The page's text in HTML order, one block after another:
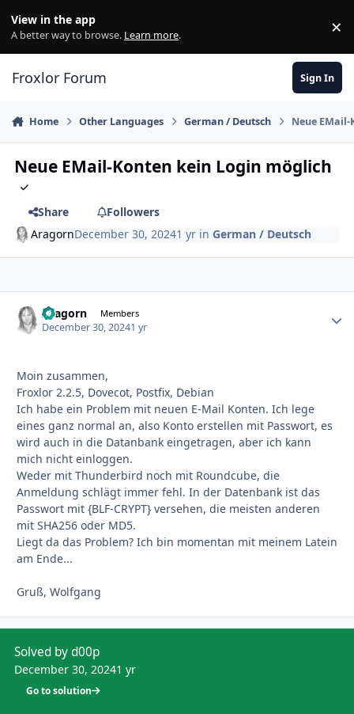
View in the app
A better way to browse. Learn more. ×
Froxlor Forum Sign In
Home Other Languages German / Deutsch Neue
Neue EMail-Konten kein Login möglich
Share
Followers
AragornDecember 30, 20241 yr inGerman / Deutsch
Aragorn Members
December 30, 20241 yr
Moin zusammen,
Froxlor 2.2.5, Dovecot, Postfix, Debian
Ich habe ein Problem mit neuen E-Mail Konten. Ich lege
eines ganz normal an, also Konto erstellen mit Passwort, es
wird auch in die Datanbank eingetragen, aber ich kann
mich nicht einloggen.
Weder mit Thunderbird noch mit Roundcube, die
Anmeldung schlägt immer fehl. In der Datenbank ist das
Passwort mit {BLF-CRYPT} versehen, die meisten anderen
mit SHA256 oder MD5.
Liegt da das Problem? Ich bin momentan mit meinem Latein
am Ende...
Gruß, Wolfgang
Solved by d00p
December 30, 20241 yr
Go to solution